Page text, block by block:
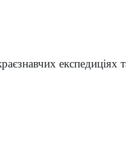
експедиціях